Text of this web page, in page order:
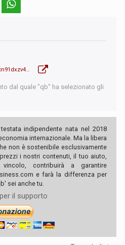
www.bbc.com/news/live/cn91dxzv4pnt
dal quale "qb" ha selezionato gli
indipendente nata nel 2018
internazionale. Ma la libera
non è sostenibile esclusivamente
i nostri contenuti, il tuo aiuto,
contribuirà a garantire
e farà la differenza per
sei anche tu.
il supporto